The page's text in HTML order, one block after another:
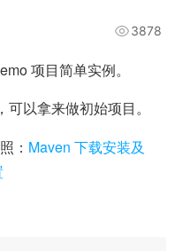
3878
项目简单实例。
以拿来做初始项目。
： Maven 下载安装及